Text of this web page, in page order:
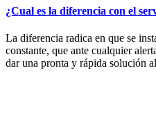
¿Cual es la diferencia con el
La diferencia radica en que se
constante, que ante cualquier
dar una pronta y rápida solución